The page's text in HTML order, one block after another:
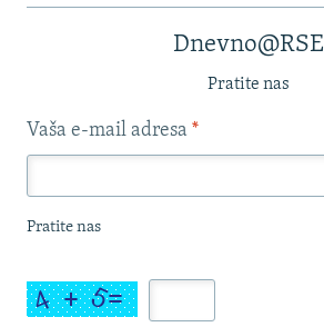
Dnevno@RSE
Pratite nas
Vaša e-mail adresa *
Pratite nas